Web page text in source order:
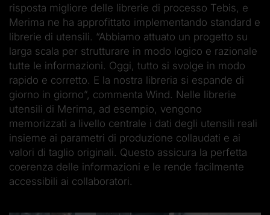
risposta migliore delle librerie di processo Tebis, e
Merima ne ha approfittato implementando standard e
librerie di utensili. “Abbiamo attuato un progetto su
larga scala per strutturare in modo logico e razionale
tutte le informazioni. Oggi, tutto si svolge in modo
rapido e corretto. E la nostra libreria si espande di
giorno in giorno”, commenta Wind. Nelle librerie
utensili di Merima, ad esempio, vengono
memorizzati a livello centrale i dati degli utensili reali
insieme ai parametri di produzione collaudati e ai
valori di taglio originali. Questo assicura la perfetta
coerenza delle informazioni e le rende facilmente
accessibili ai collaboratori.